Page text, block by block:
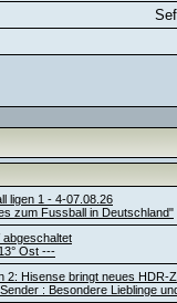
ligen 1 - 4-07.08.26
zum Fussball in Deutschland"
abgeschaltet
Ost ---
2: Hisense bringt neues
: Besondere Lieblinge